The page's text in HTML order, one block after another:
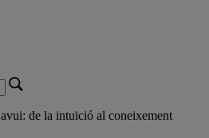
de la intuïció al coneixement